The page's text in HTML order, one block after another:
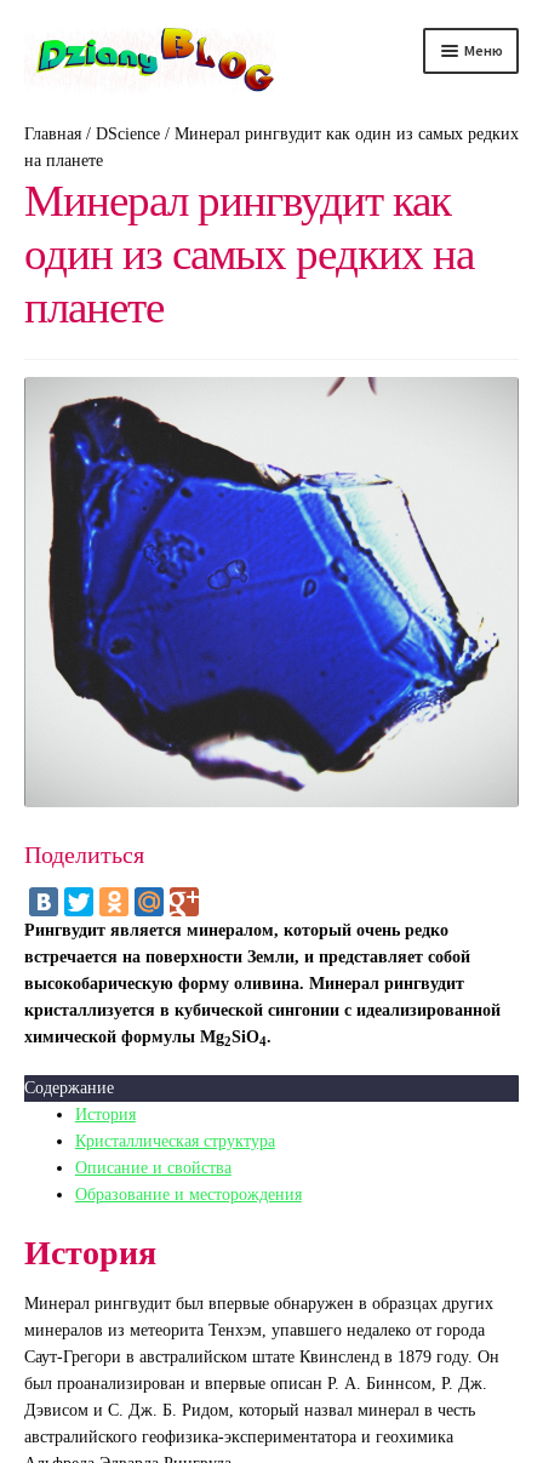
Перейти
Перейти
Меню
Главная/ DScience/ Минерал рингвудит как один из самых редких
на планете
Минерал рингвудит как
один из самых редких на
планете
Поделиться
Рингвудит является минералом, который очень редко
встречается на поверхности Земли, и представляет собой
высокобарическую форму оливина. Минерал рингвудит
кристаллизуется в кубической сингонии с идеализированной
химической формулы Mg2SiO4.
Содержание
История
Кристаллическая структура
Описание и свойства
Образование и месторождения
История
Минерал рингвудит был впервые обнаружен в образцах других
минералов из метеорита Тенхэм, упавшего недалеко от города
Саут-Грегори в австралийском штате Квинсленд в 1879 году. Он
был проанализирован и впервые описан Р. А. Биннсом, Р. Дж.
Дэвисом и С. Дж. Б. Ридом, который назвал минерал в честь
австралийского геофизика-экспериментатора и геохимика